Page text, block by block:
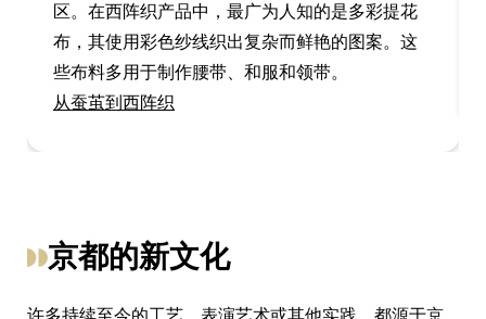
区。在西阵织产品中，最广为人知的是多彩提花
布，其使用彩色纱线织出复杂而鲜艳的图案。这
些布料多用于制作腰带、和服和领带。
从蚕茧到西阵织
京都的新文化